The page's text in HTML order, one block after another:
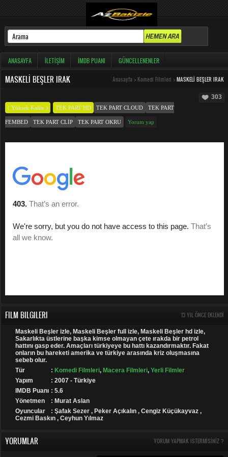
ANASAYFA İLETIŞIM İMDB PUANI GÜNCELLENENLER
MASKELI BEŞLER IRAK Anasayfa > Komedi Filmleri > MASKELI BEŞLER IRAK
303
( Yüksek Kalite ) TEK PART HD TEK PART CLOUD TEK PART
FEMBED TEK PART CLIP TEK PART OKRU Yorum yap
FILM BILGILERI 13 YIL ÖNCE EKLENDI
Maskeli Beşler izle, Maskeli Beşler full izle, Maskeli Beşler hd izle,
Sakarlıkta üstlerine başka kimse olmayan çete ırakda bir petrol
hattını gasp eder. Amaçları türkiyeye bu hattı kazandırmaktır. Fakat
onların bu hareketi amerika ve türkiye arasında kriz oluşmasına
sebeb olur.
Tür
: Komedi Filmleri, Macera Filmleri, Yerli Filmler
Yapım
: 2007 - Türkiye
IMDB Puanı : 5.6
Yönetmen
: Murat Aslan
Oyuncular
: Şafak Sezer , Peker Açıkalın , Cengiz Küçükayvaz ,
Cezmi Baskın , Ceyhun Yılmaz
YORUMLAR YORUM YAPMAK ISTERMISINIZ ?